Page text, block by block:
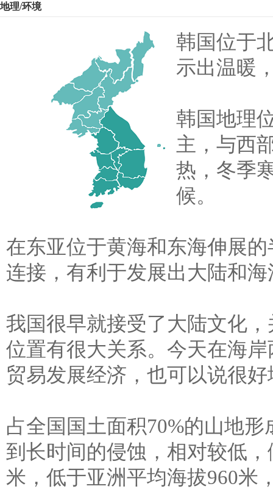
地理/环境
韩国位于
示出温暖
韩国地理
主，与西
热，冬季
候。
在东亚位于黄海和东海伸展
连接，有利于发展出大陆和
我国很早就接受了大陆文化
位置有很大关系。今天在海
贸易发展经济，也可以说很
占全国国土面积70%的山地
到长时间的侵蚀，相对较低
米，低于亚洲平均海拔960米